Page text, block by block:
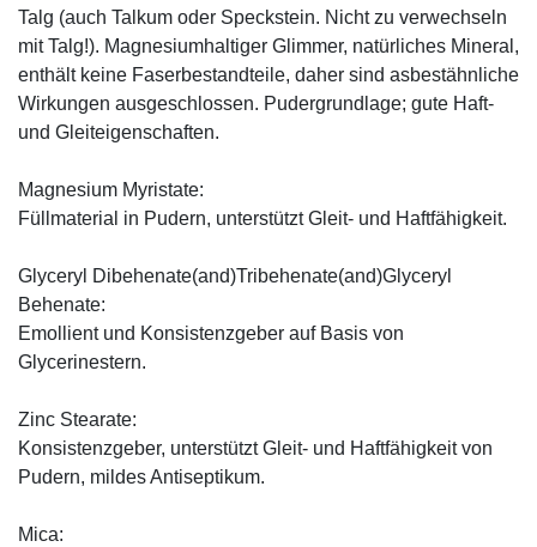
Talg (auch Talkum oder Speckstein. Nicht zu verwechseln
mit Talg!). Magnesiumhaltiger Glimmer, natürliches Mineral,
enthält keine Faserbestandteile, daher sind asbestähnliche
Wirkungen ausgeschlossen. Pudergrundlage; gute Haft-
und Gleiteigenschaften.
Magnesium Myristate:
Füllmaterial in Pudern, unterstützt Gleit- und Haftfähigkeit.
Glyceryl Dibehenate(and)Tribehenate(and)Glyceryl
Behenate:
Emollient und Konsistenzgeber auf Basis von
Glycerinestern.
Zinc Stearate:
Konsistenzgeber, unterstützt Gleit- und Haftfähigkeit von
Pudern, mildes Antiseptikum.
Mica: